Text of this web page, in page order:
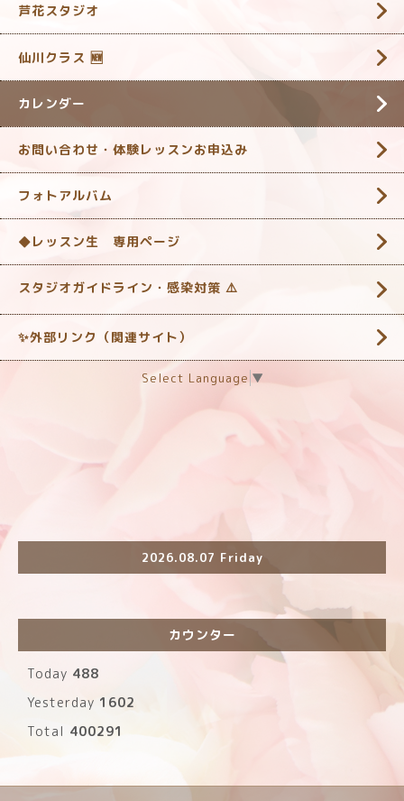
芦花スタジオ
仙川クラス 🆕
カレンダー
お問い合わせ・体験レッスンお申込み
フォトアルバム
◆レッスン生 専用ページ
スタジオガイドライン・感染対策 ‎⚠️
✨外部リンク（関連サイト）
Select Language ▼
2026.08.07 Friday
カウンター
Today 488
Yesterday 1602
Total 400291